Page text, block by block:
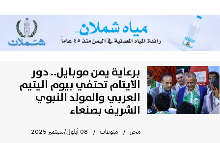
برعاية يمن موبايل.. دور
الأيتام تحتفي بيوم اليتيم
العربي والمولد النبوي
الشريف بصنعاء
محرر منوعات 08 أيلول/سبتمبر 2025